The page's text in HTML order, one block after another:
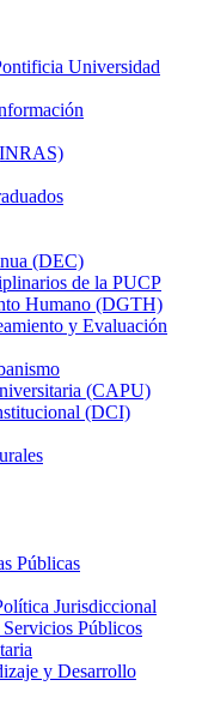
Universidad
(DEC)
de la PUCP
Humano (DGTH)
y Evaluación
(CAPU)
(DCI)
Públicas
Jurisdiccional
Públicos
y Desarrollo